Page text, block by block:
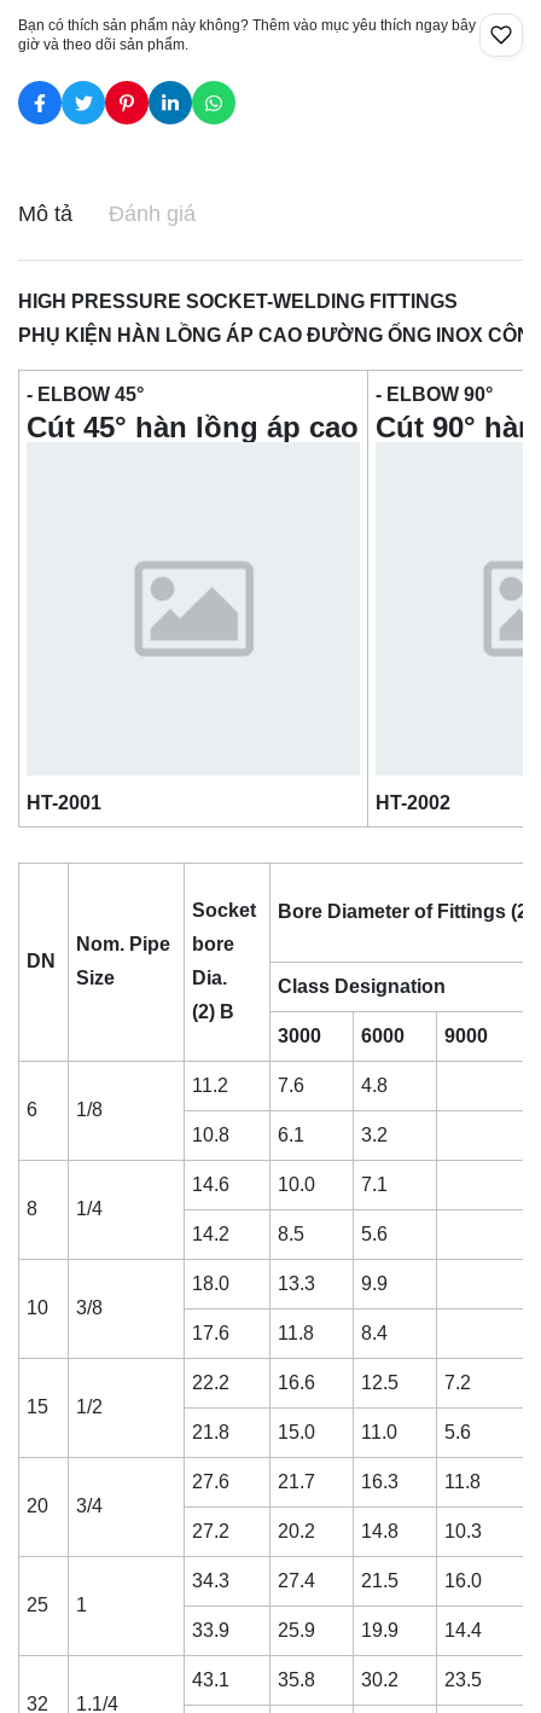
Bạn có thích sản phẩm này không? Thêm vào mục yêu thích ngay bây
giờ và theo dõi sản phẩm.
Mô tả Đánh giá
HIGH PRESSURE SOCKET-WELDING FITTINGS
PHỤ KIỆN HÀN LỒNG ÁP CAO ĐƯỜNG ỐNG INOX
- ELBOW 45°
Cút 45° hàn lồng áp cao
HT-2001
- ELBOW 90°
Cút 90°
HT-2002
DN
Nom. Pipe
Size
Socket
bore
Dia.
(2) B
Bore Diameter of Fittings
Class Designation
3000 6000 9000
6 1/8
11.2 7.6 4.8
10.8 6.1 3.2
8 1/4
14.6 10.0 7.1
14.2 8.5 5.6
10 3/8
18.0 13.3 9.9
17.6 11.8 8.4
15 1/2
22.2 16.6 12.5 7.2
21.8 15.0 11.0 5.6
20 3/4
27.6 21.7 16.3 11.8
27.2 20.2 14.8 10.3
25 1
34.3 27.4 21.5 16.0
33.9 25.9 19.9 14.4
32 1.1/4
43.1 35.8 30.2 23.5